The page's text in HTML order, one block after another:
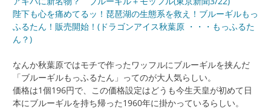
陛下も心を痛めてるッ！琵琶湖の生態系を救え！ブルーギルもっ
ふるたん！販売開始！(ドラゴンアイス秋葉原 ・・・もっふるた
ん？)
なんか秋葉原ではモチで作ったワッフルにブルーギルを挟んだ
「ブルーギルもっふるたん」ってのが大人気らしい。
価格は1個196円で、この価格設定はどうも今生天皇が初めて日
本にブルーギルを持ち帰った1960年に掛かっているらしい。